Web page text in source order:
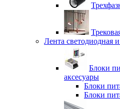
Лента светодиодная
Блоки
аксесуары
Блоки
Блоки